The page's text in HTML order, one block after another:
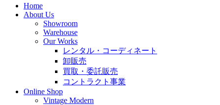
Home
About Us
Showroom
Warehouse
Our Works
レンタル・コーディネート
卸販売
買取・委託販売
コントラクト事業
Online Shop
Vintage Modern